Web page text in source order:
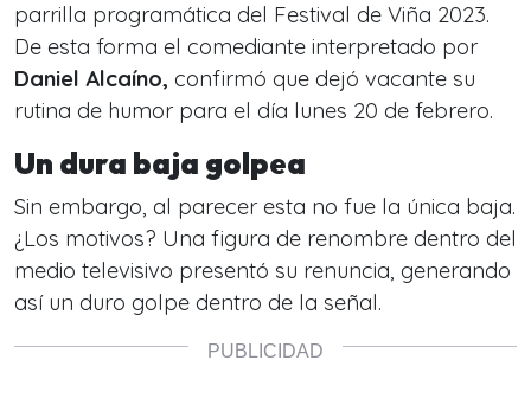
parrilla programática del Festival de Viña 2023.
De esta forma el comediante interpretado por
Daniel Alcaíno, confirmó que dejó vacante su
rutina de humor para el día lunes 20 de febrero.
Un dura baja golpea
Sin embargo, al parecer esta no fue la única baja.
¿Los motivos? Una figura de renombre dentro del
medio televisivo presentó su renuncia, generando
así un duro golpe dentro de la señal.